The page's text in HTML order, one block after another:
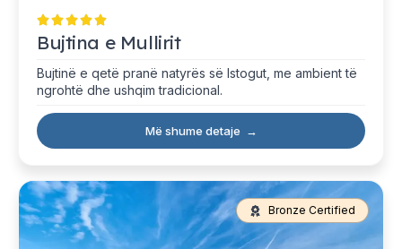
Bujtina e Mullirit
Bujtinë e qetë pranë natyrës së Istogut, me ambient të
ngrohtë dhe ushqim tradicional.
Më shume detaje →
Bronze Certified